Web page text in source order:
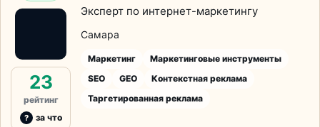
23
рейтинг
за что
Эксперт по интернет-маркетингу
Самара
Маркетинг
Маркетинговые инструменты
SEO
GEO
Контекстная реклама
Таргетированная реклама